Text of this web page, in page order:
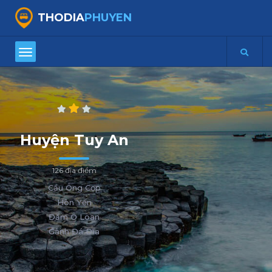
THODIAPHUYEN
Huyện Tuy An
126 địa điểm
Cầu Ông Cọp
Hòn Yến
Đầm Ô Loan
Gành Đá Dĩa